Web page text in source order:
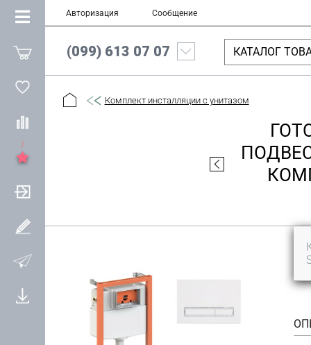
7
Авторизация Сообщение
КАТАЛОГ
(099) 613 07 07
Комплект инсталляции с унитазом